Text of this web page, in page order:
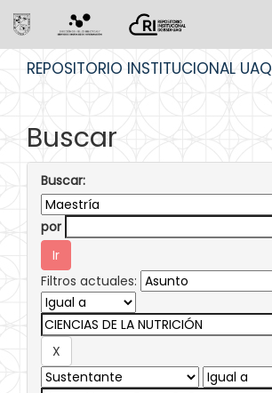
REPOSITORIO INSTITUCIONAL UAQ
Buscar
Buscar:
por
Filtros actuales: